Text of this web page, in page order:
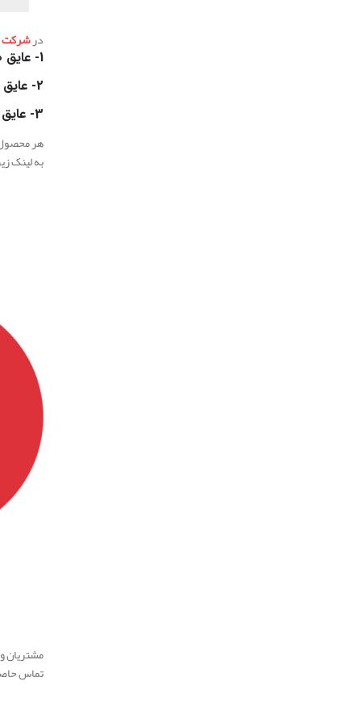
درشرکت
1- عایق
2-
3-
هر محصول
به لینک
مشتریان
تماس